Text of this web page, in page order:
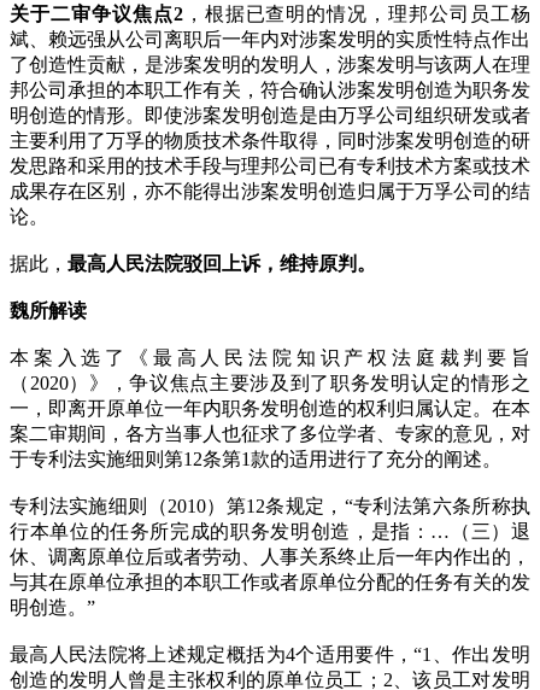
关于二审争议焦点2，根据已查明的情况，理邦公司员工杨
斌、赖远强从公司离职后一年内对涉案发明的实质性特点作出
了创造性贡献，是涉案发明的发明人，涉案发明与该两人在理
邦公司承担的本职工作有关，符合确认涉案发明创造为职务发
明创造的情形。即使涉案发明创造是由万孚公司组织研发或者
主要利用了万孚的物质技术条件取得，同时涉案发明创造的研
发思路和采用的技术手段与理邦公司已有专利技术方案或技术
成果存在区别，亦不能得出涉案发明创造归属于万孚公司的结
论。
据此， 最高人民法院驳回上诉，维持原判。
魏所解读
本案入选了《最高人民法院知识产权法庭裁判要旨
（2020）》，争议焦点主要涉及到了职务发明认定的情形之
一，即离开原单位一年内职务发明创造的权利归属认定。在本
案二审期间，各方当事人也征求了多位学者、专家的意见，对
于专利法实施细则第12条第1款的适用进行了充分的阐述。
专利法实施细则（2010）第12条规定，“专利法第六条所称执
行本单位的任务所完成的职务发明创造，是指：…（三）退
休、调离原单位后或者劳动、人事关系终止后一年内作出的，
与其在原单位承担的本职工作或者原单位分配的任务有关的发
明创造。”
最高人民法院将上述规定概括为4个适用要件，“1、作出发明
创造的发明人曾是主张权利的原单位员工；2、该员工对发明